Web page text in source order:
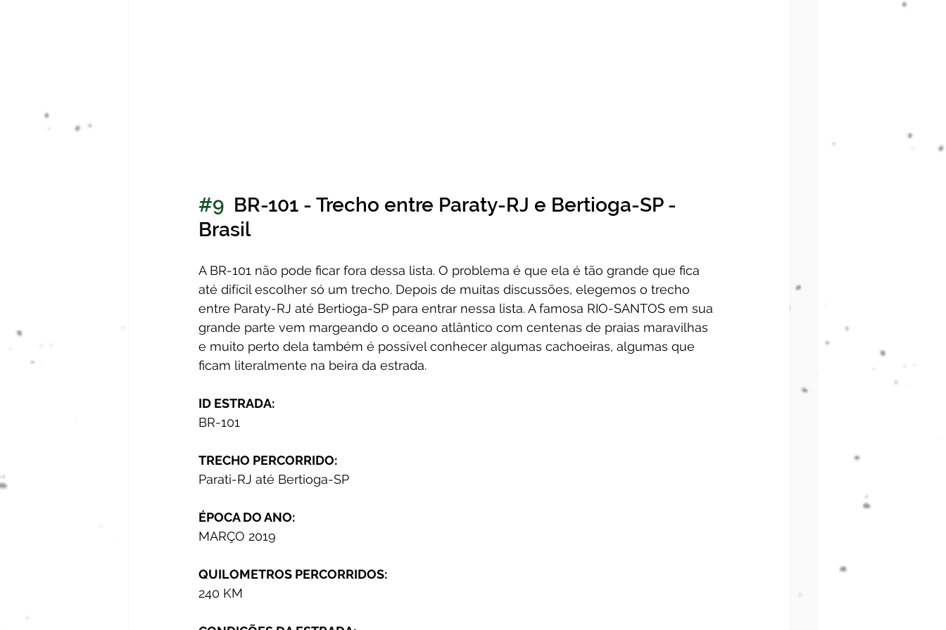
#9
  BR-101 - Trecho entre Paraty-RJ e Bertioga-SP -
Brasil
A BR-101 não pode ficar fora dessa lista. O problema é que ela é tão grande que fica
até difícil escolher só um trecho. Depois de muitas discussões, elegemos o trecho
entre Paraty-RJ até Bertioga-SP para entrar nessa lista. A famosa RIO-SANTOS em sua
grande parte vem margeando o oceano atlântico com centenas de praias maravilhas
e muito perto dela também é possível conhecer algumas cachoeiras, algumas que
ficam literalmente na beira da estrada.
ID ESTRADA:
BR-101
TRECHO PERCORRIDO:
Parati-RJ até Bertioga-SP
ÉPOCA DO ANO:
MARÇO 2019
QUILOMETROS PERCORRIDOS:
240 KM